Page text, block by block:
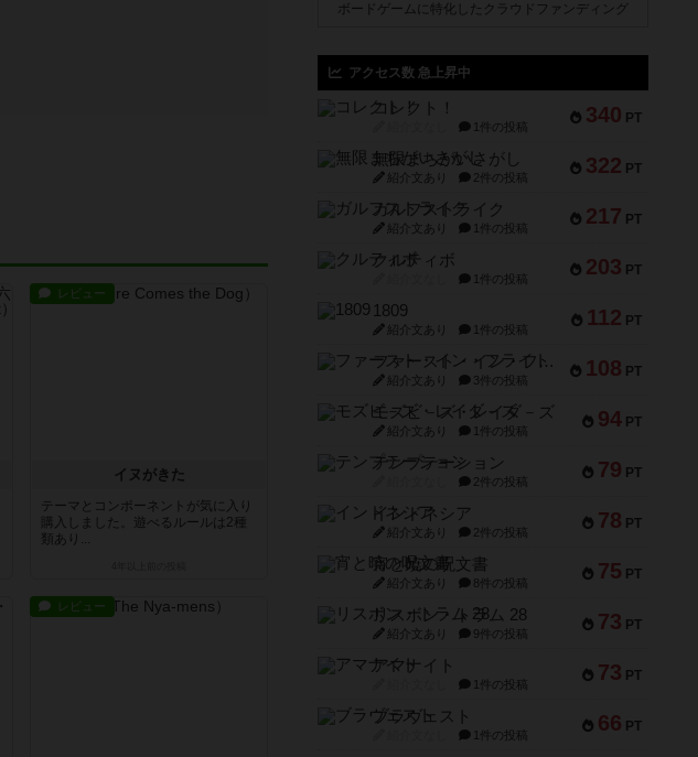
レビュー
イヌがきた
テーマとコンポーネントが気に入り
購入しました。遊べるルールは2種
類あり...
レビュー
ボードゲームに特化したクラウドファンディング
アクセス数 急上昇中
340 PT
コレクト！
1件の投稿
322 PT
無限まちがいさがし
紹介文あり 2件の投稿
217 PT
ガルフストライク
紹介文あり 1件の投稿
203 PT
クルティボ
1件の投稿
112 PT
1809
紹介文あり 1件の投稿
108 PT
ファースト・イン・フライト
紹介文あり 3件の投稿
94 PT
モズビ－ズ・レイダ－ズ
紹介文あり 1件の投稿
79 PT
テンプテーション
2件の投稿
78 PT
インドネシア
紹介文あり 2件の投稿
75 PT
宵と暁の呪文書
紹介文あり 8件の投稿
73 PT
リスボン・トラム 28
紹介文あり 9件の投稿
73 PT
アマナイト
1件の投稿
66 PT
ブラヴェスト
1件の投稿